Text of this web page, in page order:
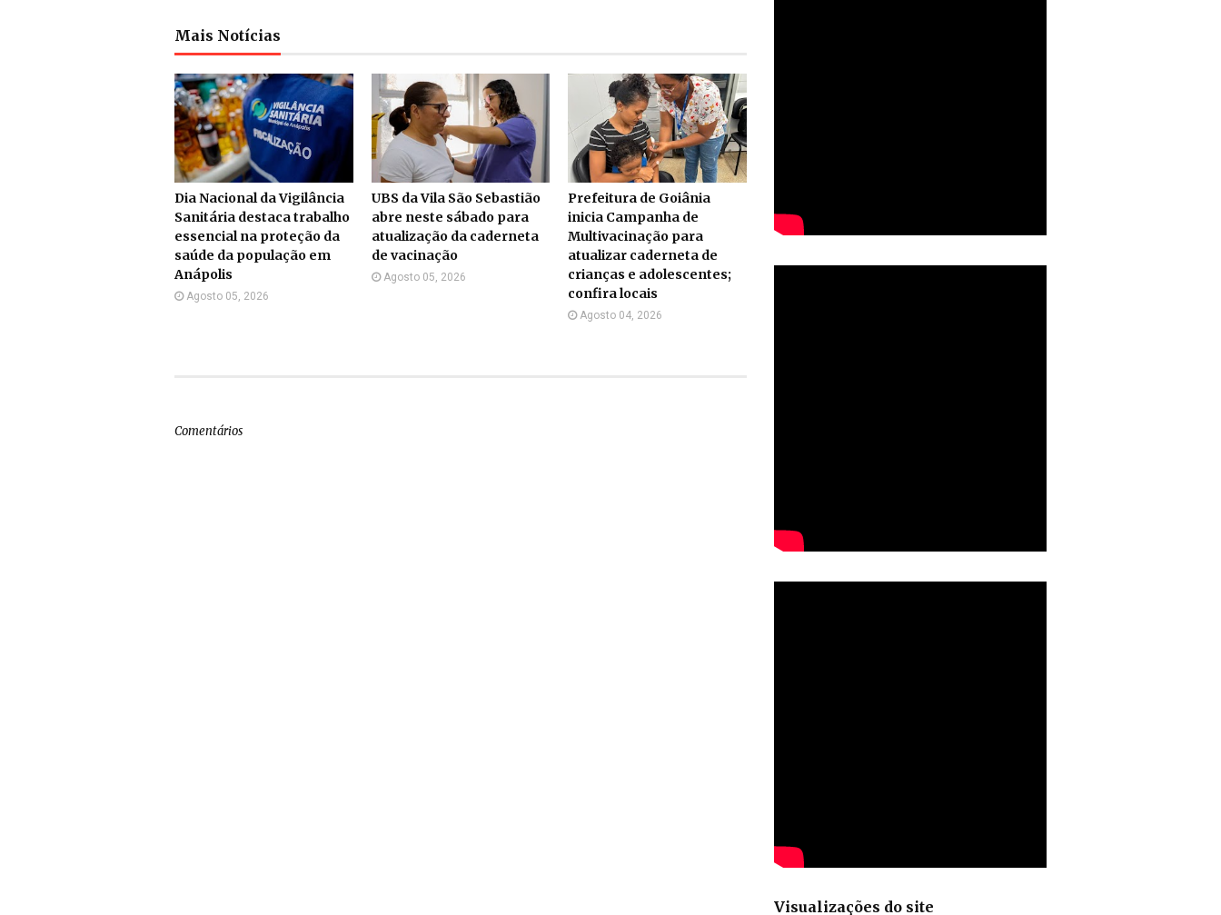
Mais Notícias
Dia Nacional da Vigilância
Sanitária destaca trabalho
essencial na proteção da
saúde da população em
Anápolis
Agosto 05, 2026
UBS da Vila São Sebastião
abre neste sábado para
atualização da caderneta
de vacinação
Agosto 05, 2026
Prefeitura de Goiânia
inicia Campanha de
Multivacinação para
atualizar caderneta de
crianças e adolescentes;
confira locais
Agosto 04, 2026
Comentários
Visualizações do site